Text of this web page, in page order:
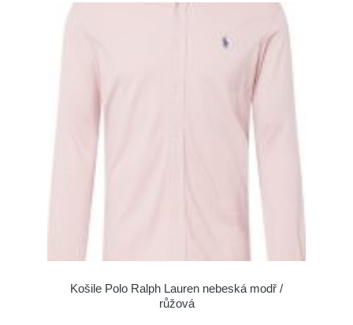
Košile Polo Ralph Lauren nebeská modř /
růžová